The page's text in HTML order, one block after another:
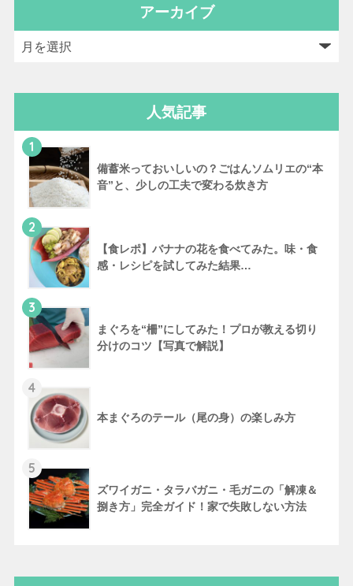
アーカイブ
人気記事
1
備蓄米っておいしいの？ごはんソムリエの“本
音”と、少しの工夫で変わる炊き方
2
【食レポ】バナナの花を食べてみた。味・食
感・レシピを試してみた結果…
3
まぐろを“柵”にしてみた！プロが教える切り
分けのコツ【写真で解説】
4
本まぐろのテール（尾の身）の楽しみ方
5
ズワイガニ・タラバガニ・毛ガニの「解凍＆
捌き方」完全ガイド！家で失敗しない方法